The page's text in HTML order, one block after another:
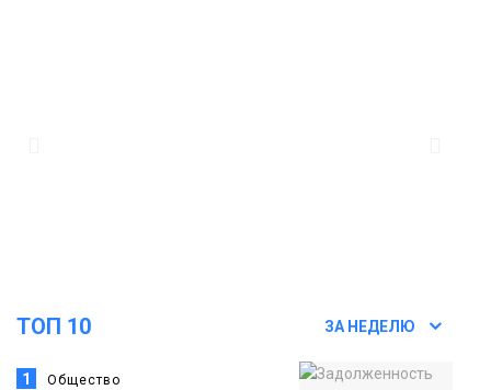
Спорт
ТОП 10 ЗА НЕДЕЛЮ
1 Общество